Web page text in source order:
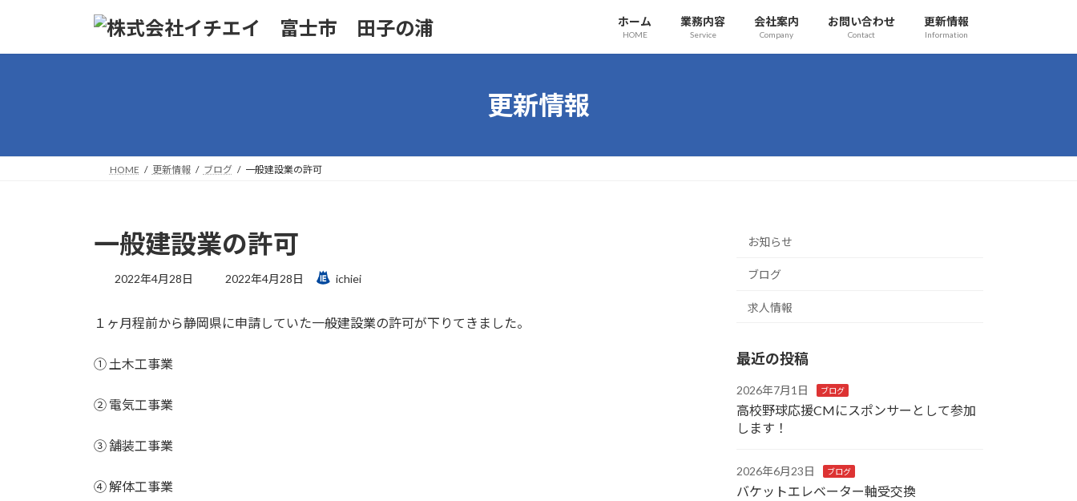
ホーム
HOME
業務内容
Service
会社案内
Company
お問い合わせ
Contact
更新情報
Information
更新情報
HOME 更新情報 ブログ 一般建設業の許可
一般建設業の許可
2022年4月28日
最
新
2022年4月28日 ichiei
１ヶ月程前から静岡県に申請していた一般建設業の許可が下りてきました。
① 土木工事業
② 電気工事業
③ 舗装工事業
④ 解体工事業
お知らせ
ブログ
求人情報
最近の投稿
2026年7月1日 ブログ
高校野球応援CMにスポンサーとして参加
します！
2026年6月23日 ブログ
バケットエレベーター軸受交換